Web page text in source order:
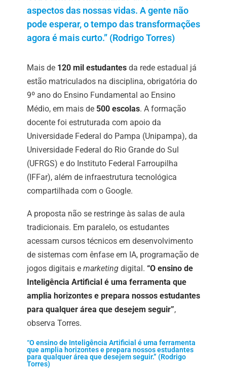
aspectos das nossas vidas. A gente não
pode esperar, o tempo das transformações
agora é mais curto.” (Rodrigo Torres)
Mais de 120 mil estudantesda rede estadual já
estão matriculados na disciplina, obrigatória do
9º ano do Ensino Fundamental ao Ensino
Médio, em mais de 500 escolas. A formação
docente foi estruturada com apoio da
Universidade Federal do Pampa (Unipampa), da
Universidade Federal do Rio Grande do Sul
(UFRGS) e do Instituto Federal Farroupilha
(IFFar), além de infraestrutura tecnológica
compartilhada com o Google.
A proposta não se restringe às salas de aula
tradicionais. Em paralelo, os estudantes
acessam cursos técnicos em desenvolvimento
de sistemas com ênfase em IA, programação de
jogos digitais e marketingdigital. “O ensino de
Inteligência Artificial é uma ferramenta que
amplia horizontes e prepara nossos estudantes
para qualquer área que desejem seguir”,
observa Torres.
“O ensino de Inteligência Artificial é uma ferramenta
que amplia horizontes e prepara nossos estudantes
para qualquer área que desejem seguir.” (Rodrigo
Torres)